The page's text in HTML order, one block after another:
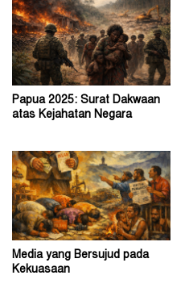
Papua 2025: Surat Dakwaan
atas Kejahatan Negara
Media yang Bersujud pada
Kekuasaan